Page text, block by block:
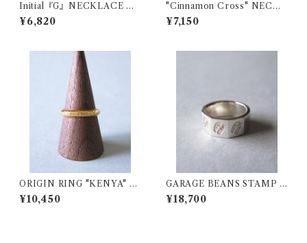
Initial『G』NECKLACE CU
STOM CHARM
¥6,820
"Cinnamon Cross" NECKL
ACE CUSTOM CHARM
¥7,150
ORIGIN RING "KENYA" S
V925 (K18YGプレーティン
グ)
¥10,450
GARAGE BEANS STAMP 3
Faces Ring
¥18,700